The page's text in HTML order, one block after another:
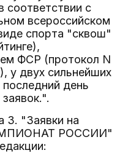
соответствии с
всероссийском
спорта "сквош"
ФСР (протокол N
у двух сильнейших
день
3. "Заявки на
РОССИИ"